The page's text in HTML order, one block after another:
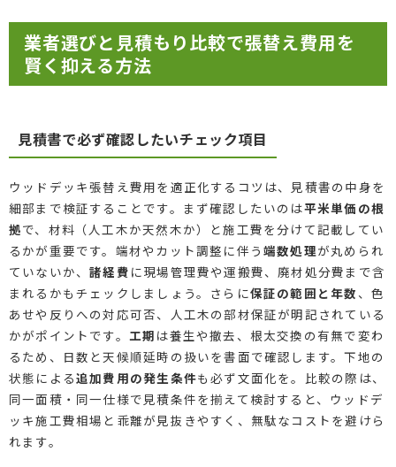
業者選びと見積もり比較で張替え費用を
賢く抑える方法
見積書で必ず確認したいチェック項目
ウッドデッキ張替え費用を適正化するコツは、見積書の中身を
細部まで検証することです。まず確認したいのは平米単価の根
拠で、材料（人工木か天然木か）と施工費を分けて記載してい
るかが重要です。端材やカット調整に伴う端数処理が丸められ
ていないか、諸経費 に現場管理費や運搬費、廃材処分費まで含
まれるかもチェックしましょう。さらに保証の範囲と年数 、色
あせや反りへの対応可否、人工木の部材保証が明記されている
かがポイントです。 工期 は養生や撤去、根太交換の有無で変わ
るため、日数と天候順延時の扱いを書面で確認します。下地の
状態による追加費用の発生条件も必ず文面化を。比較の際は、
同一面積・同一仕様で見積条件を揃えて検討すると、ウッドデ
ッキ施工費相場と乖離が見抜きやすく、無駄なコストを避けら
れます。